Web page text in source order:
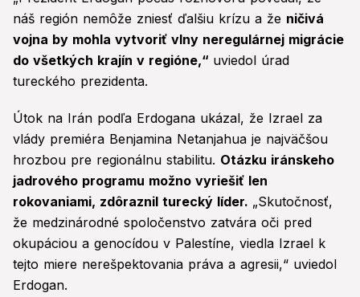
náš región nemôže zniesť ďalšiu krízu a že ničivá
vojna by mohla vytvoriť vlny neregulárnej migrácie
do všetkých krajín v regióne,“ uviedol úrad
tureckého prezidenta.
Útok na Irán podľa Erdogana ukázal, že Izrael za
vlády premiéra Benjamina Netanjahua je najväčšou
hrozbou pre regionálnu stabilitu. Otázku iránskeho
jadrového programu možno vyriešiť len
rokovaniami, zdôraznil turecký líder. „Skutočnosť,
že medzinárodné spoločenstvo zatvára oči pred
okupáciou a genocídou v Palestíne, viedla Izrael k
tejto miere nerešpektovania práva a agresii,“ uviedol
Erdogan.